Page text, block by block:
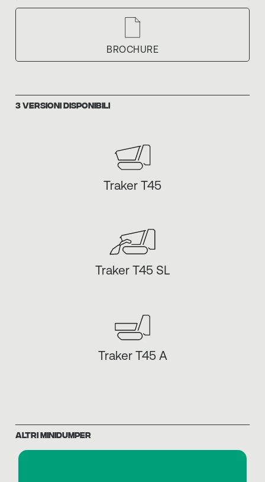
BROCHURE
3 VERSIONI DISPONIBILI
Traker T45
Traker T45 SL
Traker T45 A
ALTRI MINIDUMPER